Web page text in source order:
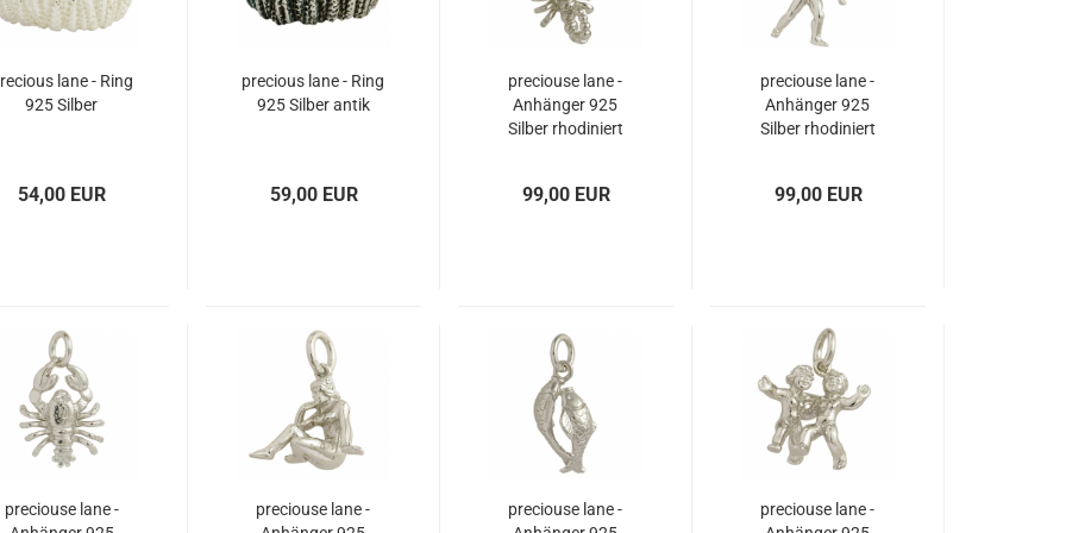
lane - Ring
925 Silber
54,00 EUR
precious lane - Ring
925 Silber antik
59,00 EUR
preciouse lane -
Anhänger 925
Silber rhodiniert
99,00 EUR
preciouse lane -
Anhänger 925
Silber rhodiniert
99,00 EUR
preciouse lane -
preciouse lane -
preciouse lane -
preciouse lane -